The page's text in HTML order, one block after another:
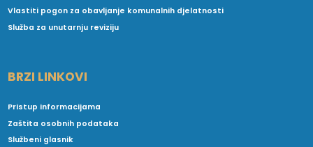
Vlastiti pogon za obavljanje komunalnih djelatnosti
Služba za unutarnju reviziju
BRZI LINKOVI
Pristup informacijama
Zaštita osobnih podataka
Službeni glasnik